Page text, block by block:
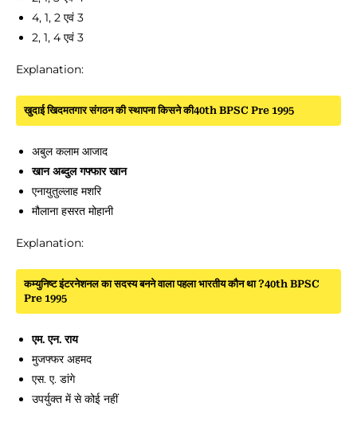
4, 1, 2 एवं 3
2, 1, 4 एवं 3
Explanation:
खुदाई खिदमतगार संगठन की स्थापना किसने की40th BPSC Pre 1995
अबुल कलाम आजाद
खान अब्दुल गफ्फार खान
एनायुतुल्लाह मशरि
मौलाना हसरत मोहानी
Explanation:
कम्युनिष्ट इंटरनेशनल का सदस्य बनने वाला पहला भारतीय कौन था ?40th BPSC
Pre 1995
एम. एन. राय
मुजफ्फर अहमद
एस. ए. डांगे
उपर्युक्त में से कोई नहीं